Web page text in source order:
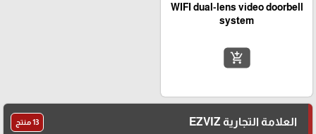
WIFI dual-lens video doorbell
system
add_shopping_cart
العلامة التجارية EZVIZ 13 منتج